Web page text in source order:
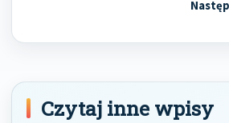
Czytaj inne wpisy